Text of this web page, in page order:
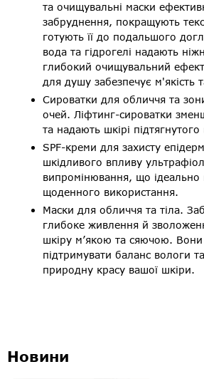
та очищувальні маски
забруднення, покращують
готують її до подальшого
вода та гідрогелі надають
глибокий очищувальний
для душу забезпечує м'якість
Сироватки для обличчя та
очей. Ліфтинг-сироватки
та надають шкірі
SPF-креми для захисту
шкідливого впливу
випромінювання, що ідеально
щоденного використання.
Маски для обличчя та тіла.
глибоке живлення й
шкіру м’якою та сяючою.
підтримувати баланс вологи
природну красу вашої шкіри.
Новини